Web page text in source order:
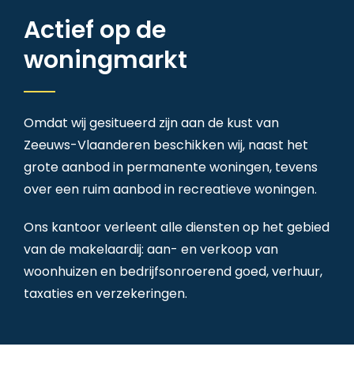
Actief op de
woningmarkt
Omdat wij gesitueerd zijn aan de kust van
Zeeuws-Vlaanderen beschikken wij, naast het
grote aanbod in permanente woningen, tevens
over een ruim aanbod in recreatieve woningen.
Ons kantoor verleent alle diensten op het gebied
van de makelaardij: aan- en verkoop van
woonhuizen en bedrijfsonroerend goed, verhuur,
taxaties en verzekeringen.